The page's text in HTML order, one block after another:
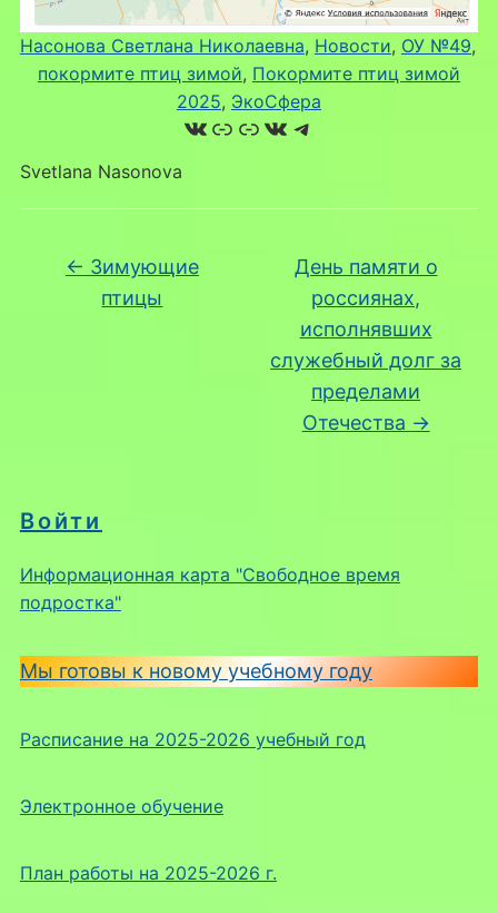
Войти
Информационная карта "Свободное время
подростка"
Мы готовы к новому учебному году
Расписание на 2025-2026 учебный год
Электронное обучение
План работы на 2025-2026 г.
Насонова Светлана Николаевна, Новости, ОУ №49
покормите птиц зимой, Покормите птиц зимой
2025, ЭкоСфера
ВКонтакте
Ссылка
Ссылка
ВКонтакте
Telegram
Svetlana Nasonova
← Зимующие
птицы
День памяти о
россиянах,
исполнявших
служебный долг за
пределами
Отечества →